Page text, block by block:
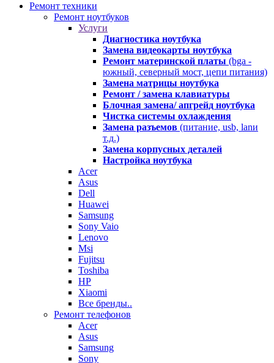
Ремонт техники
Ремонт ноутбуков
Услуги
Диагностика ноутбука
Замена видеокарты ноутбука
Ремонт материнской платы (bga -
южный, северный мост, цепи питания)
Замена матрицы ноутбука
Ремонт / замена клавиатуры
Блочная замена/ апгрейд ноутбука
Чистка системы охлаждения
Замена разъемов (питание, usb, lanи
т.д.)
Замена корпусных деталей
Настройка ноутбука
Acer
Asus
Dell
Huawei
Samsung
Sony Vaio
Lenovo
Msi
Fujitsu
Toshiba
HP
Xiaomi
Все бренды..
Ремонт телефонов
Acer
Asus
Samsung
Sony